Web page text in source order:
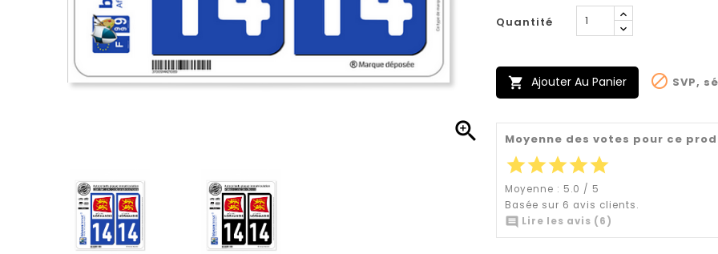

Quantité
 Ajouter Au Panier  SVP,
Moyenne des votes pour ce
starstarstarstarstar
Moyenne : 5.0 / 5
Basée sur 6 avis clients.
 Lire les avis (6)